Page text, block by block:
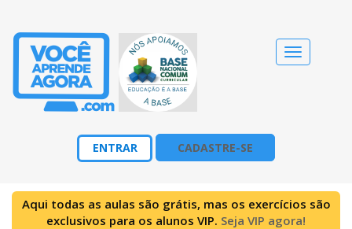
Alternar
navegação
ENTRAR CADASTRE-SE
Aqui todas as aulas são grátis, mas os exercícios são
exclusivos para os alunos VIP. Seja VIP agora!